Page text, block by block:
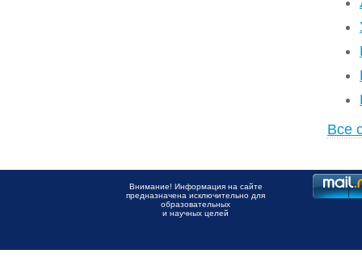
Все
Внимание! Информация на сайте
предназначена исключительно для
образовательных
и научных целей